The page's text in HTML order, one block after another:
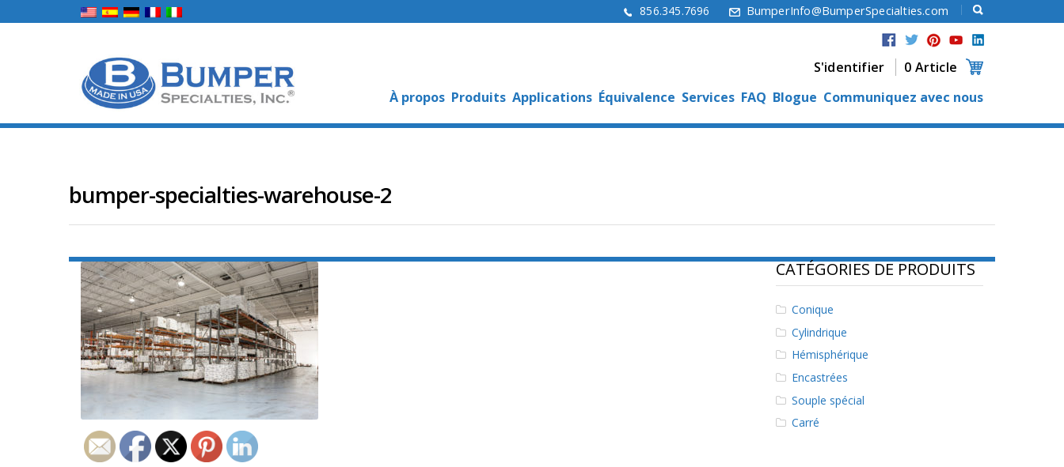
856.345.7696 BumperInfo@BumperSpecialties.com
S'identifier
0 Article
À propos Produits Applications Équivalence Services FAQ Blogue Communiquez avec nous
bumper-specialties-warehouse-2
CATÉGORIES DE PRODUITS
Conique
Cylindrique
Hémisphérique
Encastrées
Souple spécial
Carré